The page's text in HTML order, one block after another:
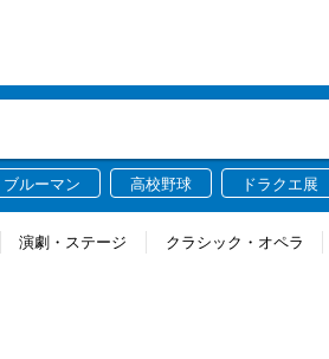
ブルーマン 高校野球 ドラクエ展
演劇・ステージ クラシック・オペラ